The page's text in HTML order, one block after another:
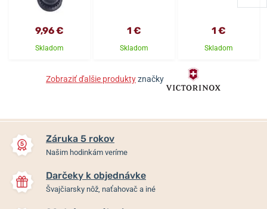
9,96 €
Skladom
1 €
Skladom
1 €
Skladom
Zobraziť ďalšie produktyznačky
Záruka 5 rokov
Našim hodinkám veríme
Darčeky k objednávke
Švajčiarsky nôž, naťahovač a iné